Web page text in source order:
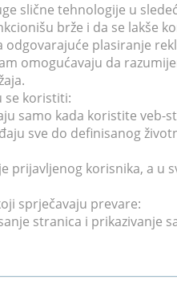
slične tehnologije u
brže i da se lakše
odgovarajuće plasiranje
omogućavaju da
se koristiti:
samo kada koristite veb-
sve do definisanog
prijavljenog korisnika, a
sprječavaju prevare:
stranica i prikazivanje